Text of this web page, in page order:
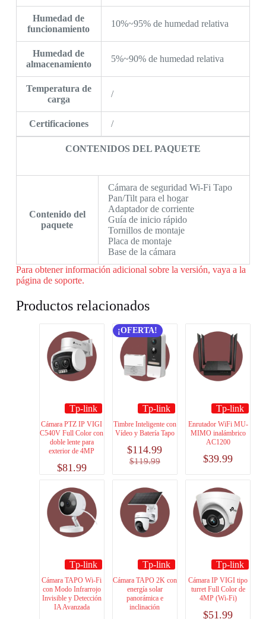
Humedad de
funcionamiento
10%~95% de humedad relativa
Humedad de
almacenamiento
5%~90% de humedad relativa
Temperatura de
carga
/
Certificaciones /
CONTENIDOS DEL PAQUETE
Contenido del
paquete
Cámara de seguridad Wi-Fi Tapo
Pan/Tilt para el hogar
Adaptador de corriente
Guía de inicio rápido
Tornillos de montaje
Placa de montaje
Base de la cámara
Para obtener información adicional sobre la versión, vaya a la
página de soporte.
Productos relacionados
Tp-link
Cámara PTZ IP VIGI
C540V Full Color con
doble lente para
exterior de 4MP
$81.99
¡OFERTA!
Tp-link
Timbre Inteligente con
Vídeo y Batería Tapo
$119.99
$114.99
Tp-link
Enrutador WiFi MU-
MIMO inalámbrico
AC1200
$39.99
Tp-link
Cámara TAPO Wi-Fi
con Modo Infrarrojo
Invisible y Detección
IA Avanzada
Tp-link
Cámara TAPO 2K con
energía solar
panorámica e
inclinación
Tp-link
Cámara IP VIGI tipo
turret Full Color de
4MP (Wi-Fi)
$51.99